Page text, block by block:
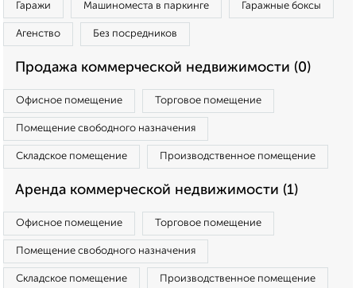
Гаражи Машиноместа в паркинге Гаражные боксы
Агенство Без посредников
Продажа коммерческой недвижимости (0)
Офисное помещение Торговое помещение
Помещение свободного назначения
Складское помещение Производственное помещение
Аренда коммерческой недвижимости (1)
Офисное помещение Торговое помещение
Помещение свободного назначения
Складское помещение Производственное помещение